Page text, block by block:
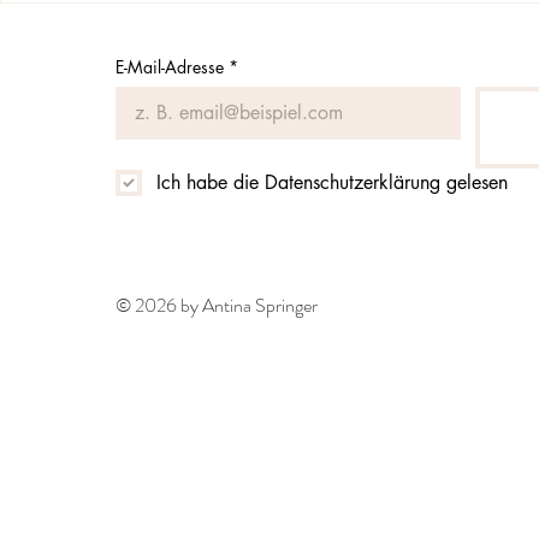
E-Mail-Adresse *
Ich habe die Datenschutzerklärung gelesen
© 2026 by Antina Springer